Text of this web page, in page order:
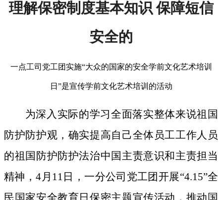
理解保密制度基本知识 保障短信
安全的
一点工司党工团实施“大众的国家的安全学前文化艺术培训
日”是宣传学前文化艺术培训的活动
为深入实际的学习全面落实整体来说祖国
防护防护观，确实提高自己全体员工工作人员
的祖国防护防护法治中国主责意识和主责担当
精神，4月11日，一分公司党工团开展“4.15”全